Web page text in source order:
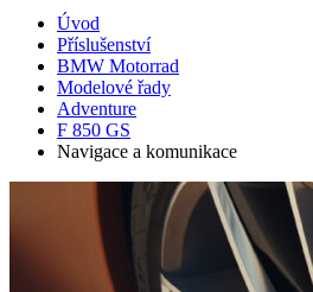
Úvod
Příslušenství
BMW Motorrad
Modelové řady
Adventure
F 850 GS
Navigace a komunikace